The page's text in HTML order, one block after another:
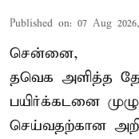
Published on: 07 Aug
சென்னை,
தவெக அளித்த
பயிர்க்கடனை
செய்வதற்கான